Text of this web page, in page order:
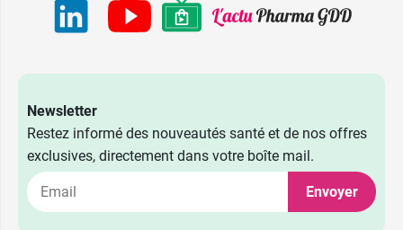
Newsletter
Restez informé des nouveautés santé et de nos offres
exclusives, directement dans votre boîte mail.
Envoyer